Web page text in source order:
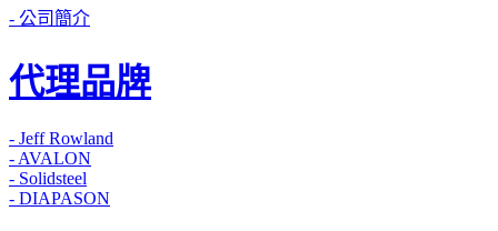
- 公司簡介
代理品牌
- Jeff Rowland
- AVALON
- Solidsteel
- DIAPASON